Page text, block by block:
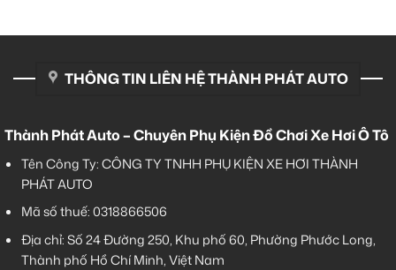
THÔNG TIN LIÊN HỆ THÀNH PHÁT AUTO
Thành Phát Auto – Chuyên Phụ Kiện Đồ Chơi Xe Hơi Ô Tô
Tên Công Ty: CÔNG TY TNHH PHỤ KIỆN XE HƠI THÀNH
PHÁT AUTO
Mã số thuế: 0318866506
Địa chỉ: Số 24 Đường 250, Khu phố 60, Phường Phước Long,
Thành phố Hồ Chí Minh, Việt Nam